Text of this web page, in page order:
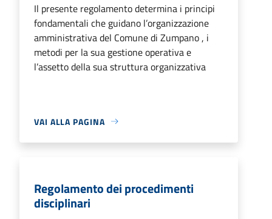
Il presente regolamento determina i principi
fondamentali che guidano l’organizzazione
amministrativa del Comune di Zumpano , i
metodi per la sua gestione operativa e
l’assetto della sua struttura organizzativa
VAI ALLA PAGINA
Regolamento dei procedimenti
disciplinari